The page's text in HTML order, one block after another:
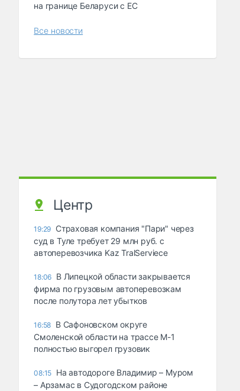
на границе Беларуси с ЕС
Все новости
Центр
19:29 Страховая компания "Пари" через
суд в Туле требует 29 млн руб. с
автоперевозчика Kaz TralServiece
18:06 В Липецкой области закрывается
фирма по грузовым автоперевозкам
после полутора лет убытков
16:58 В Сафоновском округе
Смоленской области на трассе М-1
полностью выгорел грузовик
08:15 На автодороге Владимир – Муром
– Арзамас в Судогодском районе